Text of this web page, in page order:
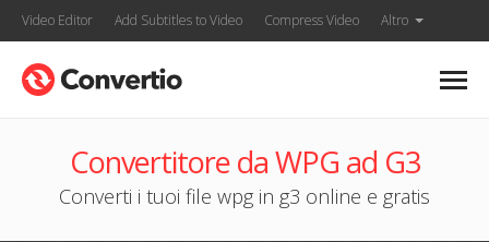
Video Editor Add Subtitles to Video Compress Video Altro
Convertitore da WPG ad G3
Converti i tuoi file wpg in g3 online e gratis